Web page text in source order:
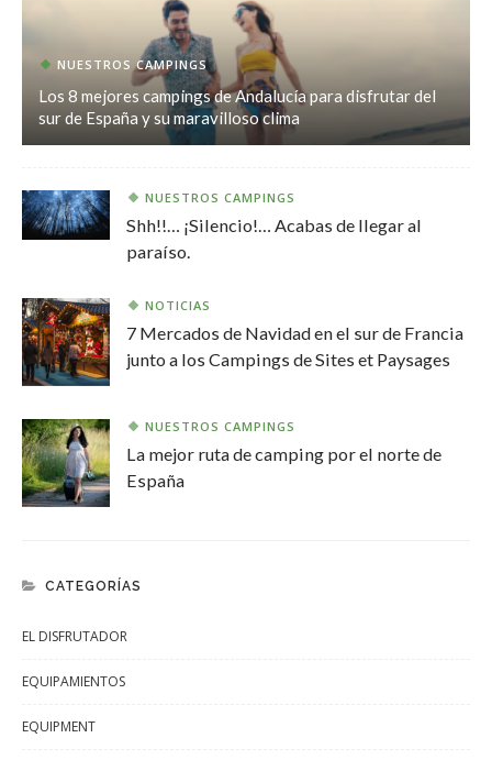
NUESTROS CAMPINGS
Los 8 mejores campings de Andalucía para disfrutar del
sur de España y su maravilloso clima
NUESTROS CAMPINGS
Shh!!… ¡Silencio!… Acabas de llegar al
paraíso.
NOTICIAS
7 Mercados de Navidad en el sur de Francia
junto a los Campings de Sites et Paysages
NUESTROS CAMPINGS
La mejor ruta de camping por el norte de
España
CATEGORÍAS
EL DISFRUTADOR
EQUIPAMIENTOS
EQUIPMENT